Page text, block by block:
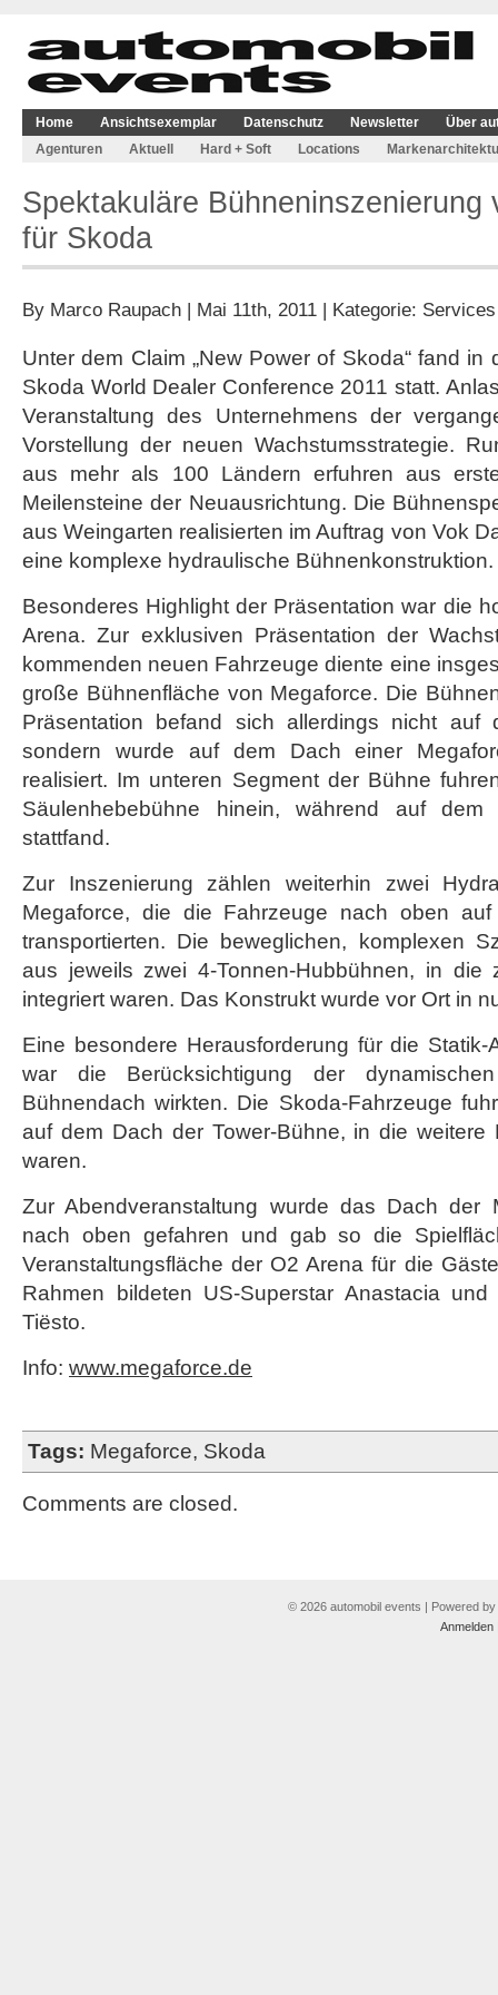
Home Ansichtsexemplar Datenschutz Newsletter
Über
Agenturen
Aktuell Hard + Soft Locations
Spektakuläre Bühneninszenierung
für Skoda
By Marco Raupach | Mai 11th, 2011 | Kategorie: Services
Unter dem Claim „New Power of Skoda“ fand
Skoda World Dealer Conference 2011 statt.
Veranstaltung des Unternehmens der
Vorstellung der neuen Wachstumsstrategie.
aus mehr als 100 Ländern erfuhren aus
Meilensteine der Neuausrichtung. Die
aus Weingarten realisierten im Auftrag von Vok
eine komplexe hydraulische Bühnenkonstruktion.
Besonderes Highlight der Präsentation war die
Arena. Zur exklusiven Präsentation der
kommenden neuen Fahrzeuge diente eine
große Bühnenfläche von Megaforce. Die
Präsentation befand sich allerdings nicht auf
sondern wurde auf dem Dach einer
realisiert. Im unteren Segment der Bühne
Säulenhebebühne hinein, während auf
stattfand.
Zur Inszenierung zählen weiterhin zwei
Megaforce, die die Fahrzeuge nach oben auf
transportierten. Die beweglichen, komplexen
aus jeweils zwei 4-Tonnen-Hubbühnen, in die
integriert waren. Das Konstrukt wurde vor Ort in
Eine besondere Herausforderung für die Statik-
war die Berücksichtigung der
Bühnendach wirkten. Die Skoda-Fahrzeuge
auf dem Dach der Tower-Bühne, in die weitere
waren.
Zur Abendveranstaltung wurde das Dach der
nach oben gefahren und gab so die
Veranstaltungsfläche der O2 Arena für die
Rahmen bildeten US-Superstar Anastacia
Tiësto.
Info: www.megaforce.de
Tags: Megaforce, Skoda
Comments are closed.
© 2026 automobil events | Powered by
Anmelden|